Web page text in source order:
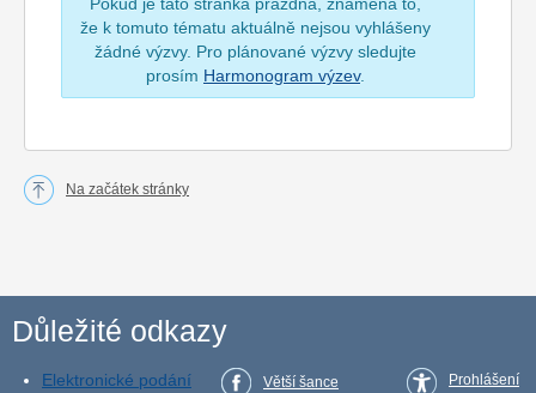
že k tomuto tématu aktuálně nejsou vyhlášeny
žádné výzvy. Pro plánované výzvy sledujte
prosím Harmonogram výzev.
Na začátek stránky
Důležité odkazy
Elektronické podání
Větší šance
Prohlášení